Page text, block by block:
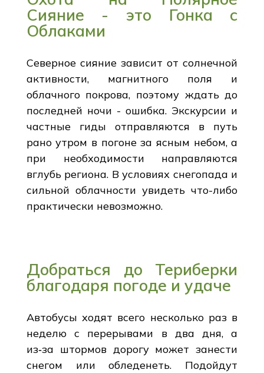
Сияние - это Гонка с
Облаками
Северное сияние зависит от солнечной
активности, магнитного поля и
облачного покрова, поэтому ждать до
последней ночи - ошибка. Экскурсии и
частные гиды отправляются в путь
рано утром в погоне за ясным небом, а
при необходимости направляются
вглубь региона. В условиях снегопада и
сильной облачности увидеть что-либо
практически невозможно.
Добраться до Териберки
благодаря погоде и удаче
Автобусы ходят всего несколько раз в
неделю с перерывами в два дня, а
из‑за штормов дорогу может занести
снегом или обледенеть. Подойдут